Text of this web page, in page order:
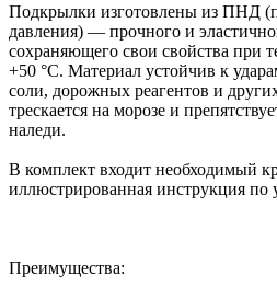
Подкрылки изготовлены из ПНД
давления) — прочного и
сохраняющего свои свойства при
+50 °C. Материал устойчив к
соли, дорожных реагентов и
трескается на морозе и
наледи.
В комплект входит необходимый
иллюстрированная инструкция по
Преимущества: